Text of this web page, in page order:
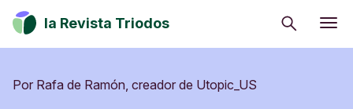
la Revista Triodos Buscar
Consumo consciente
Estrategia climática
Por Rafa de Ramón, creador de Utopic_US